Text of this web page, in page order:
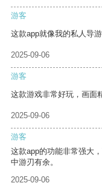
游客
这款app就像我的私人导
2025-09-06
游客
这款游戏非常好玩，画面
2025-09-06
游客
这款app的功能非常强大
中游刃有余。
2025-09-06